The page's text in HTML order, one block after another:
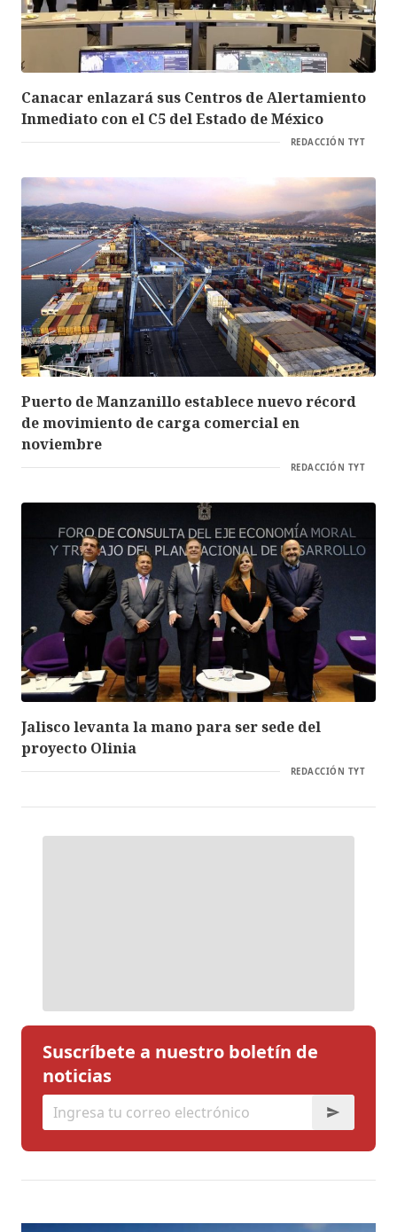
Canacar enlazará sus Centros de Alertamiento
Inmediato con el C5 del Estado de México
REDACCIÓN TYT
Puerto de Manzanillo establece nuevo récord
de movimiento de carga comercial en
noviembre
REDACCIÓN TYT
Jalisco levanta la mano para ser sede del
proyecto Olinia
REDACCIÓN TYT
Suscríbete a nuestro boletín de
noticias